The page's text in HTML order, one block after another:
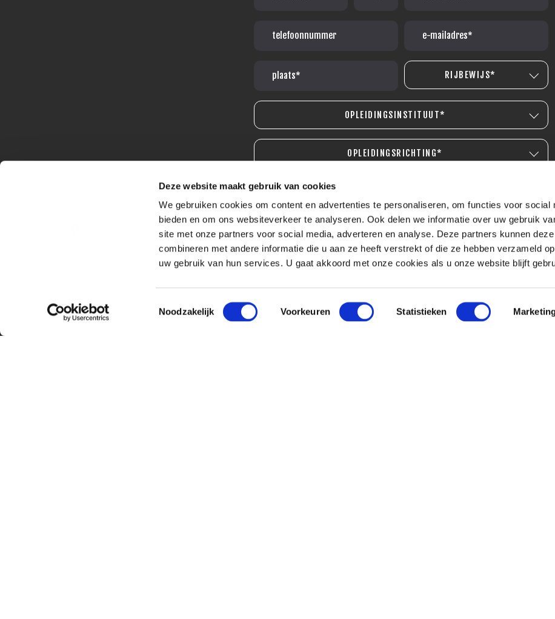
Deze website maakt gebruik van cookies
We gebruiken cookies om content en advertenties te personaliseren, om functies voor social
bieden en om ons websiteverkeer te analyseren. Ook delen we informatie over uw gebruik
site met onze partners voor social media, adverteren en analyse. Deze partners kunnen
combineren met andere informatie die u aan ze heeft verstrekt of die ze hebben verzameld
uw gebruik van hun services. U gaat akkoord met onze cookies als u onze website blijft
Toestemmingsselectie
Noodzakelijk Voorkeuren Statistieken
RIJBEWIJS*
OPLEIDINGSINSTITUUT*
OPLEIDINGSRICHTING*